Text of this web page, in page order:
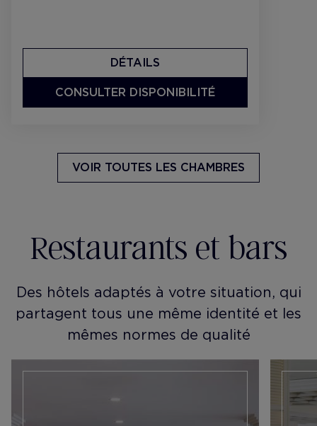
DÉTAILS
CONSULTER DISPONIBILITÉ
VOIR TOUTES LES CHAMBRES
Restaurants et bars
Des hôtels adaptés à votre situation, qui
partagent tous une même identité et les
mêmes normes de qualité